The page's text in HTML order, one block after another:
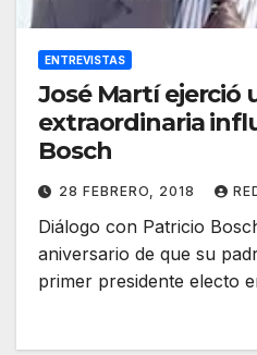
ENTREVISTAS
José Martí ejerció
extraordinaria
Bosch
28 FEBRERO, 2018
Diálogo con Patricio
aniversario de que su
primer presidente electo